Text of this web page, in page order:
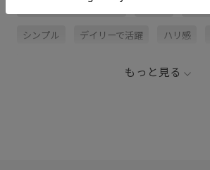
シンプル デイリーで活躍 ハリ感
もっと見る